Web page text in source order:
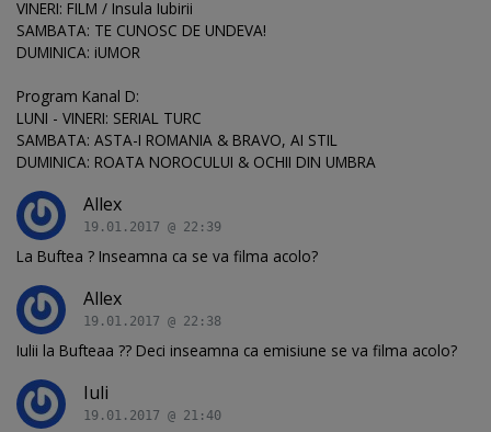
VINERI: FILM / Insula Iubirii
SAMBATA: TE CUNOSC DE UNDEVA!
DUMINICA: iUMOR
Program Kanal D:
LUNI - VINERI: SERIAL TURC
SAMBATA: ASTA-I ROMANIA & BRAVO, AI STIL
DUMINICA: ROATA NOROCULUI & OCHII DIN UMBRA
Allex
19.01.2017 @ 22:39
La Buftea ? Inseamna ca se va filma acolo?
Allex
19.01.2017 @ 22:38
Iulii la Bufteaa ?? Deci inseamna ca emisiune se va filma acolo?
Iuli
19.01.2017 @ 21:40